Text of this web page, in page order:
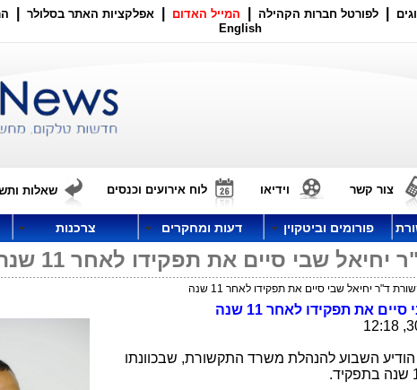
לפורטל חברות הקהילה המייל האדום אפלקציות האתר בסלולר
English
צור קשר וידיאו לוח אירועים וכנסים שאלות
פורומים וביטקוין דעות ומחקרים צרכנות
שבי סיים את תפקידו לאחר 11 שנה
ד"ר יחיאל שבי סיים את תפקידו לאחר 11 שנה
את תפקידו לאחר 11 שנה
הודיע השבוע להנהלת משרד התקשורת, שבכוונתו